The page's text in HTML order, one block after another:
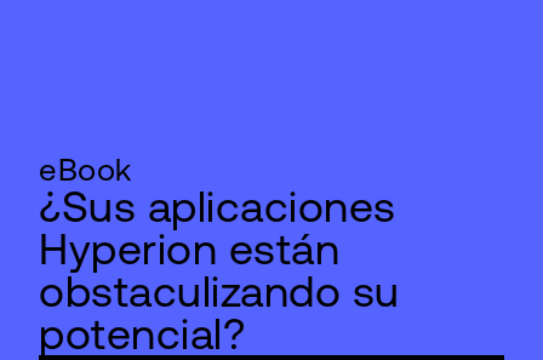
eBook
¿Sus aplicaciones
Hyperion están
obstaculizando su
potencial?